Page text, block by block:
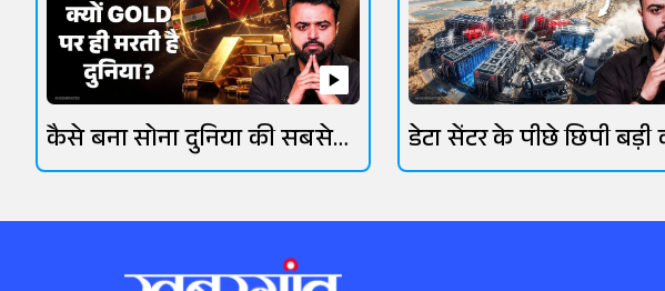
कैसे बना सोना दुनिया की सबसे
कीमती धातु?
डेटा सेंटर के पीछे छिपी बड़ी